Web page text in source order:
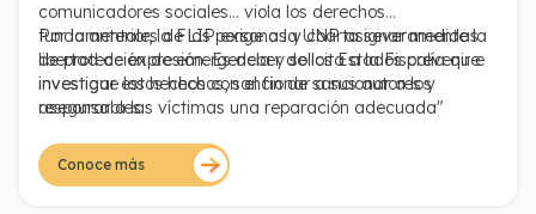
comunicadores sociales... viola los derechos
fundamentales de las personas y coarta severamente la
libertad de expresión. Es deber de los Estados prevenir e
investigar estos hechos, sancionar a sus autores y
asegurar a las víctimas una reparación adecuada"
Por lo anterior, la FLIP exige a la UNP asignar medidas
de protección de emergencia y solicita a la Fiscalía que
investigue los hechos con el fin de sancionar a los
responsables.
Conoce más